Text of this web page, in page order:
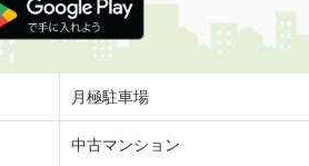
月極駐車場
中古マンション